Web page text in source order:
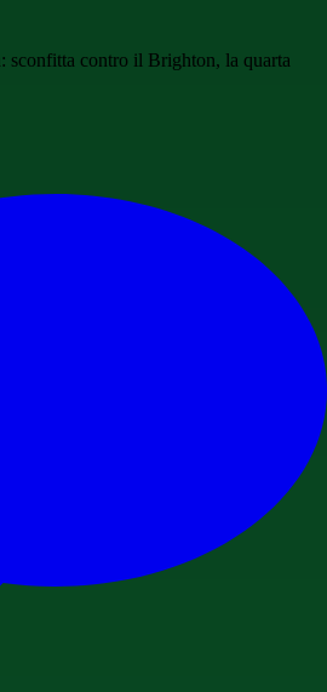
sconfitta contro il Brighton, la quarta